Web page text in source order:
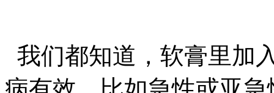
我们都知道，软膏里加